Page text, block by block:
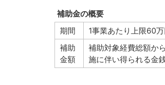
補助金の概要
期間
1事業あたり上限60万
補助
金額
補助対象経費総額か
施に伴い得られる金